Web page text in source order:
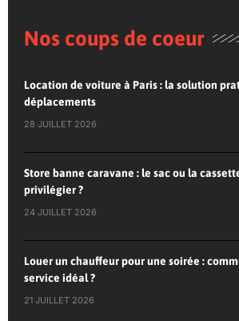
Nos coups de coeur
Location de voiture à Paris : la solution
déplacements
28 JUILLET 2026
Store banne caravane : le sac ou la
privilégier ?
24 JUILLET 2026
Louer un chauffeur pour une soirée :
service idéal ?
21 JUILLET 2026